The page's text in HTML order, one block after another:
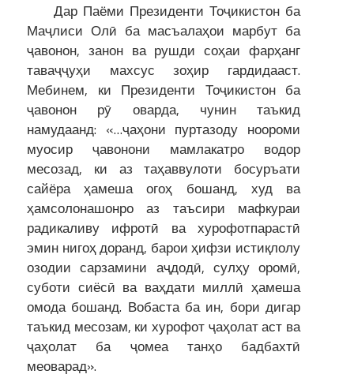
Дар Паёми Президенти Тоҷикистон ба
Маҷлиси Олӣ ба масъалаҳои марбут ба
ҷавонон, занон ва рушди соҳаи фарҳанг
таваҷҷуҳи махсус зоҳир гардидааст.
Мебинем, ки Президенти Тоҷикистон ба
ҷавонон рӯ оварда, чунин таъкид
намудаанд: «…ҷаҳони пуртазоду ноороми
муосир ҷавонони мамлакатро водор
месозад, ки аз таҳаввулоти босуръати
сайёра ҳамеша огоҳ бошанд, худ ва
ҳамсолонашонро аз таъсири мафкураи
радикаливу ифротӣ ва хурофотпарастӣ
эмин нигоҳ доранд, барои ҳифзи истиқлолу
озодии сарзамини аҷдодӣ, сулҳу оромӣ,
суботи сиёсӣ ва ваҳдати миллӣ ҳамеша
омода бошанд. Вобаста ба ин, бори дигар
таъкид месозам, ки хурофот ҷаҳолат аст ва
ҷаҳолат ба ҷомеа танҳо бадбахтӣ
меоварад».